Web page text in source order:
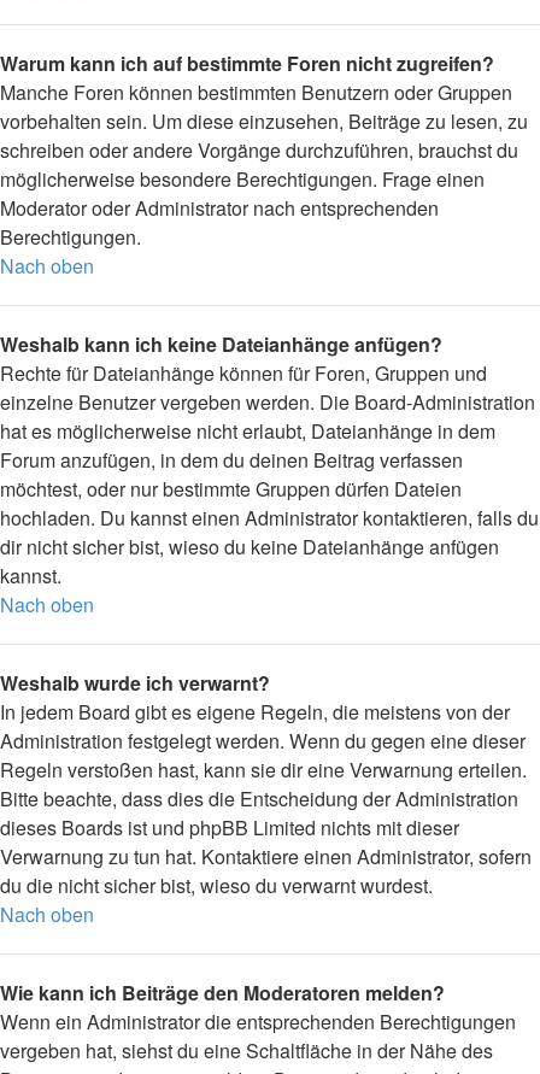
Warum kann ich auf bestimmte Foren nicht zugreifen?
Manche Foren können bestimmten Benutzern oder Gruppen
vorbehalten sein. Um diese einzusehen, Beiträge zu lesen, zu
schreiben oder andere Vorgänge durchzuführen, brauchst du
möglicherweise besondere Berechtigungen. Frage einen
Moderator oder Administrator nach entsprechenden
Berechtigungen.
Nach oben
Weshalb kann ich keine Dateianhänge anfügen?
Rechte für Dateianhänge können für Foren, Gruppen und
einzelne Benutzer vergeben werden. Die Board-Administration
hat es möglicherweise nicht erlaubt, Dateianhänge in dem
Forum anzufügen, in dem du deinen Beitrag verfassen
möchtest, oder nur bestimmte Gruppen dürfen Dateien
hochladen. Du kannst einen Administrator kontaktieren, falls du
dir nicht sicher bist, wieso du keine Dateianhänge anfügen
kannst.
Nach oben
Weshalb wurde ich verwarnt?
In jedem Board gibt es eigene Regeln, die meistens von der
Administration festgelegt werden. Wenn du gegen eine dieser
Regeln verstoßen hast, kann sie dir eine Verwarnung erteilen.
Bitte beachte, dass dies die Entscheidung der Administration
dieses Boards ist und phpBB Limited nichts mit dieser
Verwarnung zu tun hat. Kontaktiere einen Administrator, sofern
du die nicht sicher bist, wieso du verwarnt wurdest.
Nach oben
Wie kann ich Beiträge den Moderatoren melden?
Wenn ein Administrator die entsprechenden Berechtigungen
vergeben hat, siehst du eine Schaltfläche in der Nähe des